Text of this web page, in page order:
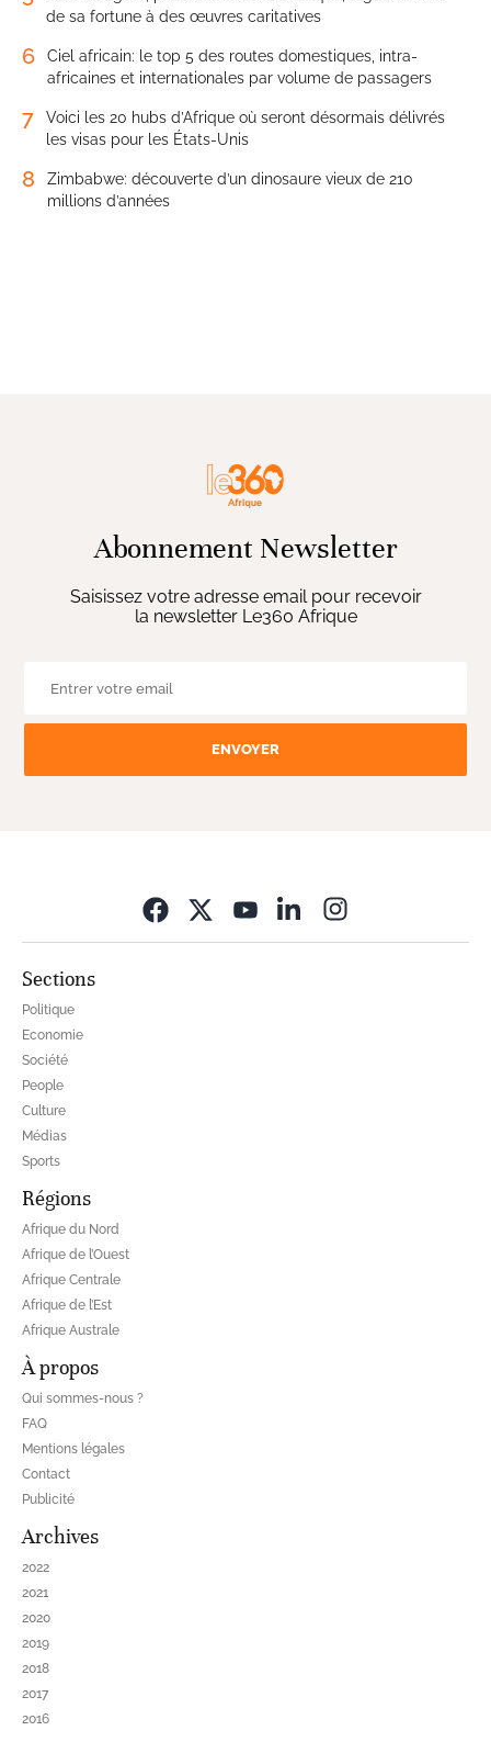
de sa fortune à des œuvres caritatives
6
Ciel africain: le top 5 des routes domestiques, intra-
africaines et internationales par volume de passagers
7
Voici les 20 hubs d’Afrique où seront désormais délivrés
les visas pour les États-Unis
8
Zimbabwe: découverte d’un dinosaure vieux de 210
millions d’années
Abonnement Newsletter
Saisissez votre adresse email pour recevoir
la newsletter Le360 Afrique
ENVOYER
Sections
Politique
Economie
Société
People
Culture
Médias
Sports
Régions
Afrique du Nord
Afrique de l’Ouest
Afrique Centrale
Afrique de l’Est
Afrique Australe
À propos
Qui sommes-nous ?
FAQ
Mentions légales
Contact
Publicité
Archives
2022
2021
2020
2019
2018
2017
2016